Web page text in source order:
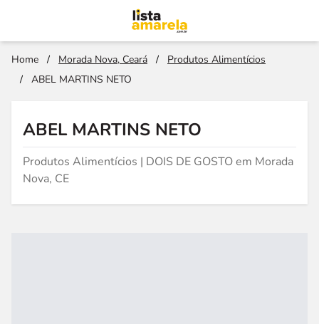
Home / Morada Nova, Ceará /
Produtos Alimentícios
/
ABEL MARTINS NETO
ABEL MARTINS NETO
Produtos Alimentícios | DOIS DE GOSTO em Morada
Nova, CE